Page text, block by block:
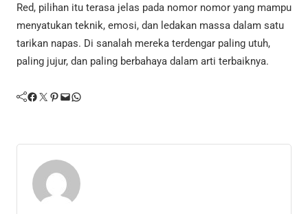
Red, pilihan itu terasa jelas pada nomor nomor yang mampu
menyatukan teknik, emosi, dan ledakan massa dalam satu
tarikan napas. Di sanalah mereka terdengar paling utuh,
paling jujur, dan paling berbahaya dalam arti terbaiknya.
Facebook Twitter Pinterest Mail WhatsApp